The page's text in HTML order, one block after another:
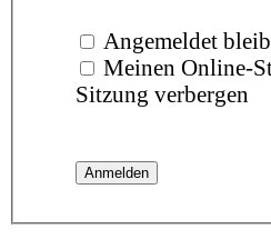
Angemeldet
Meinen Online-
Sitzung verbergen